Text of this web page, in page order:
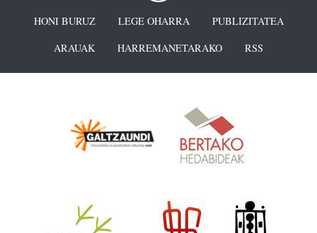
HONI BURUZ LEGE OHARRA
PUBLIZITATEA
ARAUAK
HARREMANETARAKO RSS